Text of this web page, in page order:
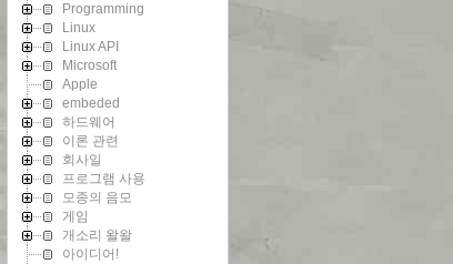
Programming
Linux
Linux API
Microsoft
Apple
embeded
하드웨어
이론 관련
회사일
프로그램 사용
모종의 음모
게임
개소리 왈왈
아이디어!